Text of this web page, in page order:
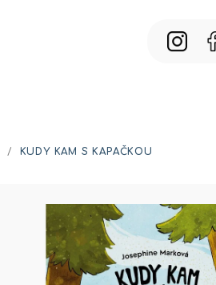
/ KUDY KAM S KAPAČKOU